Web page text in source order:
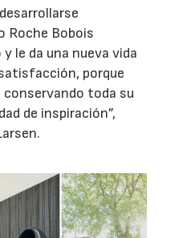
Roche Bobois
le da una nueva vida
porque
conservando toda su
de inspiración”,